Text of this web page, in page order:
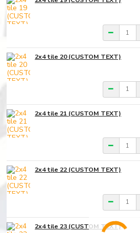
2x4 tile 20 (CUSTOM TEXT)
2x4 tile 21 (CUSTOM TEXT)
2x4 tile 22 (CUSTOM TEXT)
2x4 tile 23 (CUSTOM TEXT)